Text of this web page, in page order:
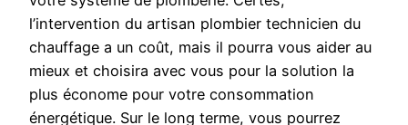
l’intervention du artisan plombier technicien du
chauffage a un coût, mais il pourra vous aider au
mieux et choisira avec vous pour la solution la
plus économe pour votre consommation
énergétique. Sur le long terme, vous pourrez